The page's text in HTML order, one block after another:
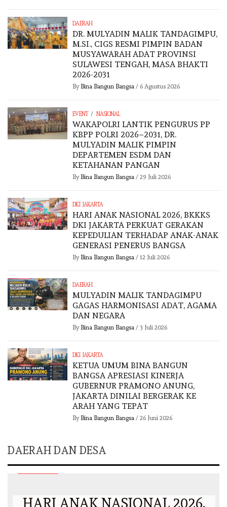
DAERAH
DR. MULYADIN MALIK TANDAGIMPU,
M.SI., CIGS RESMI PIMPIN BADAN
MUSYAWARAH ADAT PROVINSI
SULAWESI TENGAH, MASA BHAKTI
2026-2031
By Bina Bangun Bangsa/ 6 Agustus 2026
EVENT / NASIONAL
WAKAPOLRI LANTIK PENGURUS PP
KBPP POLRI 2026–2031, DR.
MULYADIN MALIK PIMPIN
DEPARTEMEN ESDM DAN
KETAHANAN PANGAN
By Bina Bangun Bangsa/ 29 Juli 2026
DKI JAKARTA
HARI ANAK NASIONAL 2026, BKKKS
DKI JAKARTA PERKUAT GERAKAN
KEPEDULIAN TERHADAP ANAK-ANAK
GENERASI PENERUS BANGSA
By Bina Bangun Bangsa/ 12 Juli 2026
DAERAH
MULYADIN MALIK TANDAGIMPU
GAGAS HARMONISASI ADAT, AGAMA
DAN NEGARA
By Bina Bangun Bangsa/ 3 Juli 2026
DKI JAKARTA
KETUA UMUM BINA BANGUN
BANGSA APRESIASI KINERJA
GUBERNUR PRAMONO ANUNG,
JAKARTA DINILAI BERGERAK KE
ARAH YANG TEPAT
By Bina Bangun Bangsa/ 26 Juni 2026
DAERAH DAN DESA
HARI ANAK NASIONAL 2026,